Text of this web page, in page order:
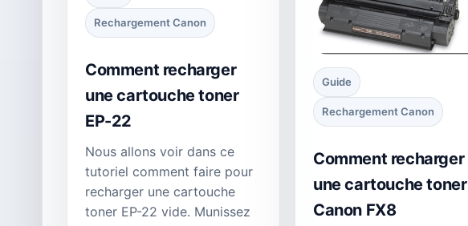
Rechargement Canon
Comment recharger
une cartouche toner
EP-22
Nous allons voir dans ce
tutoriel comment faire pour
recharger une cartouche
toner EP-22 vide. Munissez
Guide
Rechargement Canon
Comment recharger
une cartouche toner
Canon FX8